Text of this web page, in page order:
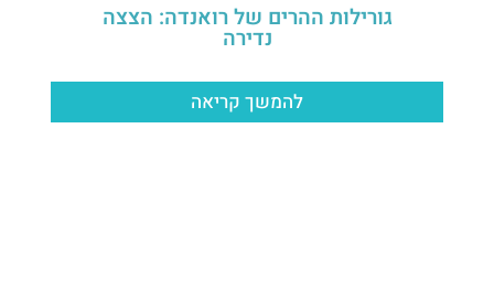
גורילות ההרים של רואנדה: הצצה
נדירה
להמשך קריאה